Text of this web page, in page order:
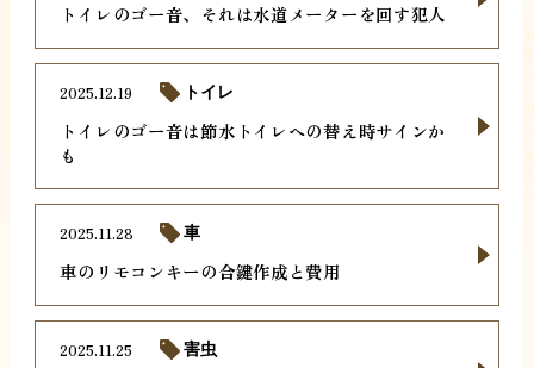
トイレのゴー音、それは水道メーターを回す犯人
トイレのゴー音は節水トイレへの替え時サインか
も
2025.12.19 トイレ
車のリモコンキーの合鍵作成と費用
2025.11.28 車
2025.11.25 害虫